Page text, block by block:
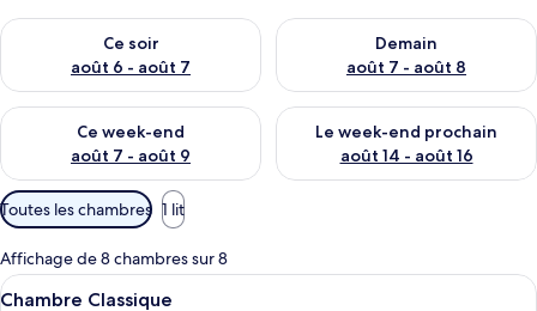
Ce soir
août 6 - août 7
Vérifier la disponibilité pour ce soir août 6 - août 7
Demain
août 7 - août 8
Vérifier la disponibilité pour
Ce week-end
août 7 - août 9
Vérifier la disponibilité pour ce week-end août 7 - août 9
Le week-end prochain
août 14 - août 16
Vérifier la disponibilité pour
Filtres
disponibles
pour
les
chambres
Toutes les chambres 1 lit
Affichage de 8 chambres sur 8
Afficher
Une chambre d’hôtel moderne
3
Chambre Classique